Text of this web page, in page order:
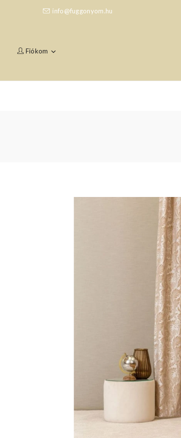
info@fuggonyom.hu
Fiókom